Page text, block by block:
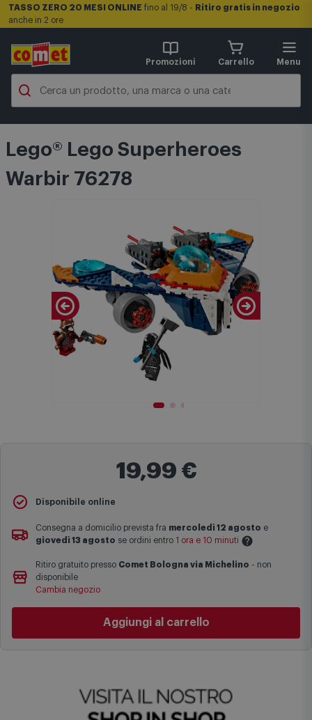
TASSO ZERO 20 MESI ONLINE fino al 19/8 - Ritiro gratis in negozio
anche in 2 ore
Promozioni Carrello Menu
Lego® Lego Superheroes
Warbir 76278
19,99 €
Disponibile online
Consegna a domicilio prevista fra mercoledì 12 agosto e
giovedì 13 agosto se ordini entro 1 ora e 10 minuti
Le date previste per la consegna sono una stima approssimativa
basata sulle statistiche di consegna in possesso di Comet.
complesse come isole e regioni montane, consegna nei periodi
festivi e ricorrenze principali o in circostanze eccezionali).
Ritiro gratuito presso Comet Bologna via Michelino - non
disponibile
Cambia negozio
Aggiungi al carrello